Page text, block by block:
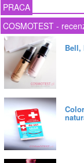
PRACA
COSMOTEST -
Bell,